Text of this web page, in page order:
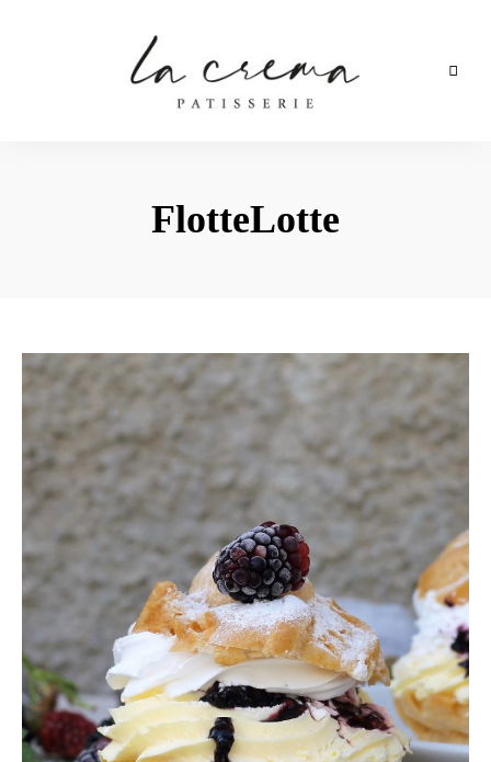
Crema
FlotteLotte